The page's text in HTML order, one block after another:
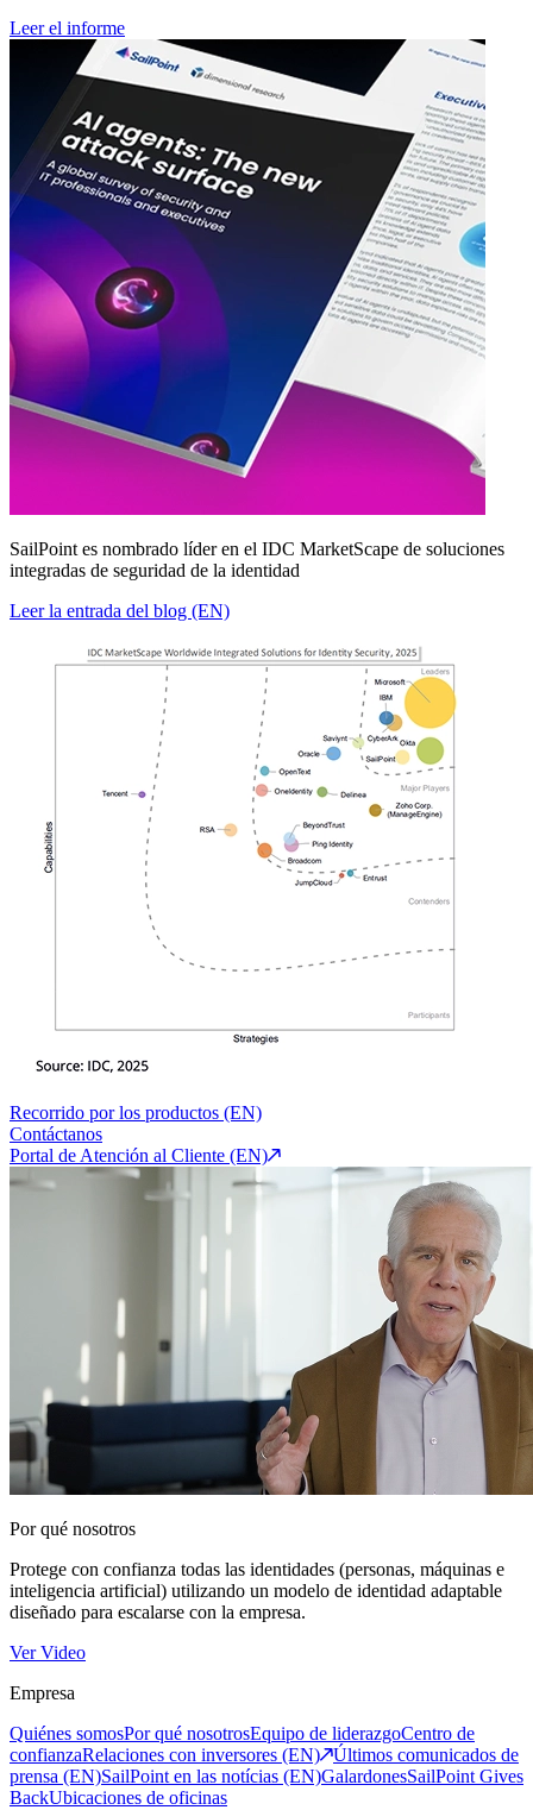
Leer el informe
SailPoint es nombrado líder en el IDC MarketScape de soluciones
integradas de seguridad de la identidad
Leer la entrada del blog (EN)
Recorrido por los productos (EN)
Contáctanos
Portal de Atención al Cliente (EN)
Por qué nosotros
Protege con confianza todas las identidades (personas, máquinas e
inteligencia artificial) utilizando un modelo de identidad adaptable
diseñado para escalarse con la empresa.
Ver Video
Empresa
Quiénes somosPor qué nosotrosEquipo de liderazgoCentro de
confianzaRelaciones con inversores (EN)
Últimos comunicados de
prensa (EN)SailPoint en las notícias (EN)GalardonesSailPoint Gives
BackUbicaciones de oficinas